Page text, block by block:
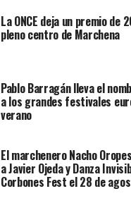
La ONCE deja un premio de
pleno centro de Marchena
Pablo Barragán lleva el
a los grandes festivales
verano
El marchenero Nacho
a Javier Ojeda y Danza
Corbones Fest el 28 de